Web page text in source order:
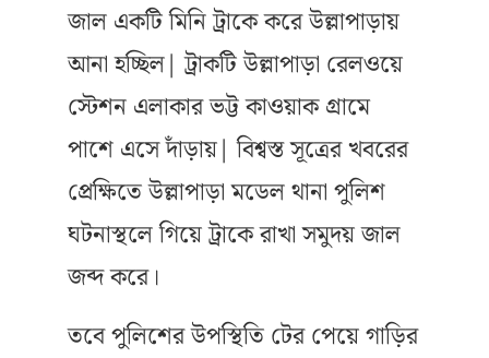
জাল একটি মিনি ট্রাকে করে উল্লাপাড়ায়
আনা হচ্ছিল| ট্রাকটি উল্লাপাড়া রেলওয়ে
স্টেশন এলাকার ভট্ট কাওয়াক গ্রামে
পাশে এসে দাঁড়ায়| বিশ্বস্ত সূত্রের খবরের
প্রেক্ষিতে উল্লাপাড়া মডেল থানা পুলিশ
ঘটনাস্থলে গিয়ে ট্রাকে রাখা সমুদয় জাল
জব্দ করে।
তবে পুলিশের উপস্থিতি টের পেয়ে গাড়ির